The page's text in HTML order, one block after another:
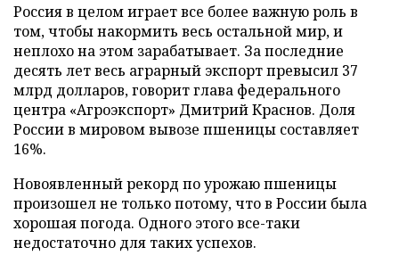
Россия в целом играет все более важную роль в
том, чтобы накормить весь остальной мир, и
неплохо на этом зарабатывает. За последние
десять лет весь аграрный экспорт превысил 37
млрд долларов, говорит глава федерального
центра «Агроэкспорт» Дмитрий Краснов. Доля
России в мировом вывозе пшеницы составляет
16%.
Новоявленный рекорд по урожаю пшеницы
произошел не только потому, что в России была
хорошая погода. Одного этого все-таки
недостаточно для таких успехов.